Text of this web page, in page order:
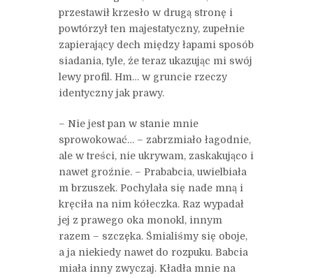
przestawił krzesło w drugą stronę i
powtórzył ten majestatyczny, zupełnie
zapierający dech między łapami sposób
siadania, tyle, że teraz ukazując mi swój
lewy profil. Hm… w gruncie rzeczy
identyczny jak prawy.
– Nie jest pan w stanie mnie
sprowokować… – zabrzmiało łagodnie,
ale w treści, nie ukrywam, zaskakująco i
nawet groźnie. – Prababcia, uwielbiała
m brzuszek. Pochylała się nade mną i
kręciła na nim kółeczka. Raz wypadał
jej z prawego oka monokl, innym
razem – szczęka. Śmialiśmy się oboje,
a ja niekiedy nawet do rozpuku. Babcia
miała inny zwyczaj. Kładła mnie na